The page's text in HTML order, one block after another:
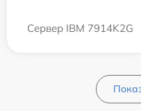
Сервер IBM 7914K2G